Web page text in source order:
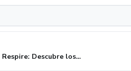
Respire: Descubre los Secretos de la Respiración Consciente para una Vida Plena y Equilibrada